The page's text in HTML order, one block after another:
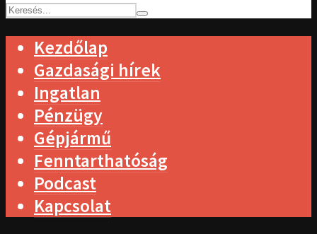
Kezdőlap
Gazdasági hírek
Ingatlan
Pénzügy
Gépjármű
Fenntarthatóság
Podcast
Kapcsolat